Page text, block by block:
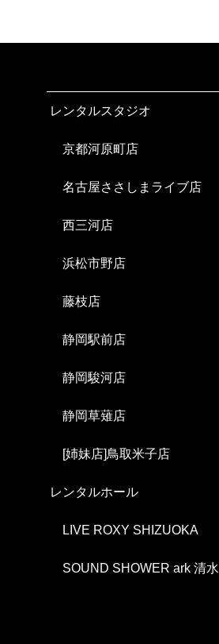
レンタルスタジオ
京都河原町店
名古屋ささしまライブ店
西三河店
浜松市野店
藤枝店
静岡駅前店
静岡駿河店
静岡草薙店
[姉妹店]鳥取米子店
レンタルホール
LIVE ROXY SHIZUOKA
SOUND SHOWER ark 清水